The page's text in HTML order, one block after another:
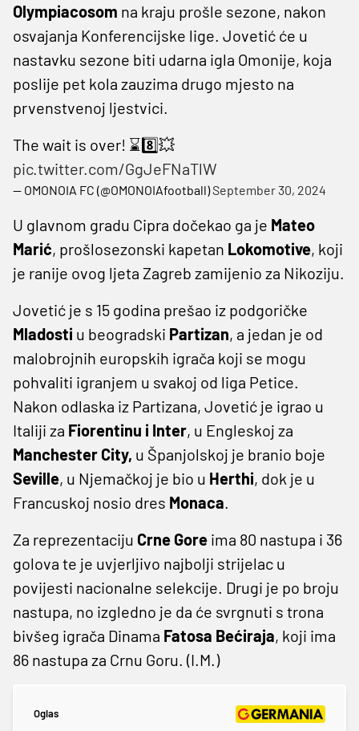
Olympiacosom na kraju prošle sezone, nakon
osvajanja Konferencijske lige. Jovetić će u
nastavku sezone biti udarna igla Omonije, koja
poslije pet kola zauzima drugo mjesto na
prvenstvenoj ljestvici.
The wait is over! ⌛️8️⃣💥
pic.twitter.com/GgJeFNaTlW
— OMONOIA FC (@OMONOIAfootball)September 30, 2024
U glavnom gradu Cipra dočekao ga je Mateo
Marić, prošlosezonski kapetan Lokomotive, koji
je ranije ovog ljeta Zagreb zamijenio za Nikoziju.
Jovetić je s 15 godina prešao iz podgoričke
Mladosti u beogradski Partizan, a jedan je od
malobrojnih europskih igrača koji se mogu
pohvaliti igranjem u svakoj od liga Petice.
Nakon odlaska iz Partizana, Jovetić je igrao u
Italiji za Fiorentinu i Inter, u Engleskoj za
Manchester City, u Španjolskoj je branio boje
Seville, u Njemačkoj je bio u Herthi, dok je u
Francuskoj nosio dres Monaca.
Za reprezentaciju Crne Gore ima 80 nastupa i 36
golova te je uvjerljivo najbolji strijelac u
povijesti nacionalne selekcije. Drugi je po broju
nastupa, no izgledno je da će svrgnuti s trona
bivšeg igrača Dinama Fatosa Bećiraja, koji ima
86 nastupa za Crnu Goru. (I.M.)
Oglas